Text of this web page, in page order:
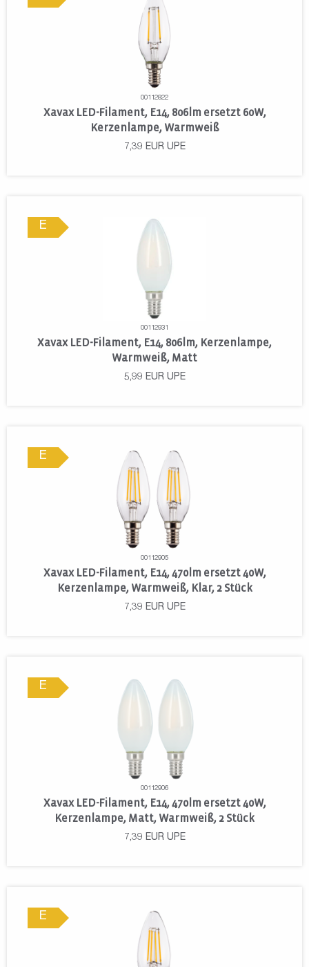
00112822
Xavax LED-Filament, E14, 806lm ersetzt 60W,
Kerzenlampe, Warmweiß
7,39 EUR UPE
E
00112931
Xavax LED-Filament, E14, 806lm, Kerzenlampe,
Warmweiß, Matt
5,99 EUR UPE
E
00112905
Xavax LED-Filament, E14, 470lm ersetzt 40W,
Kerzenlampe, Warmweiß, Klar, 2 Stück
7,39 EUR UPE
E
00112906
Xavax LED-Filament, E14, 470lm ersetzt 40W,
Kerzenlampe, Matt, Warmweiß, 2 Stück
7,39 EUR UPE
E